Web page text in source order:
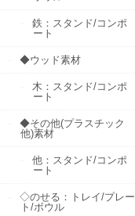
鉄：スタンド/コンポ
ート
◆ウッド素材
木：スタンド/コンポ
ート
◆その他(プラスチック
他)素材
他：スタンド/コンポ
ート
◇のせる：トレイ/プレー
ト/ボウル